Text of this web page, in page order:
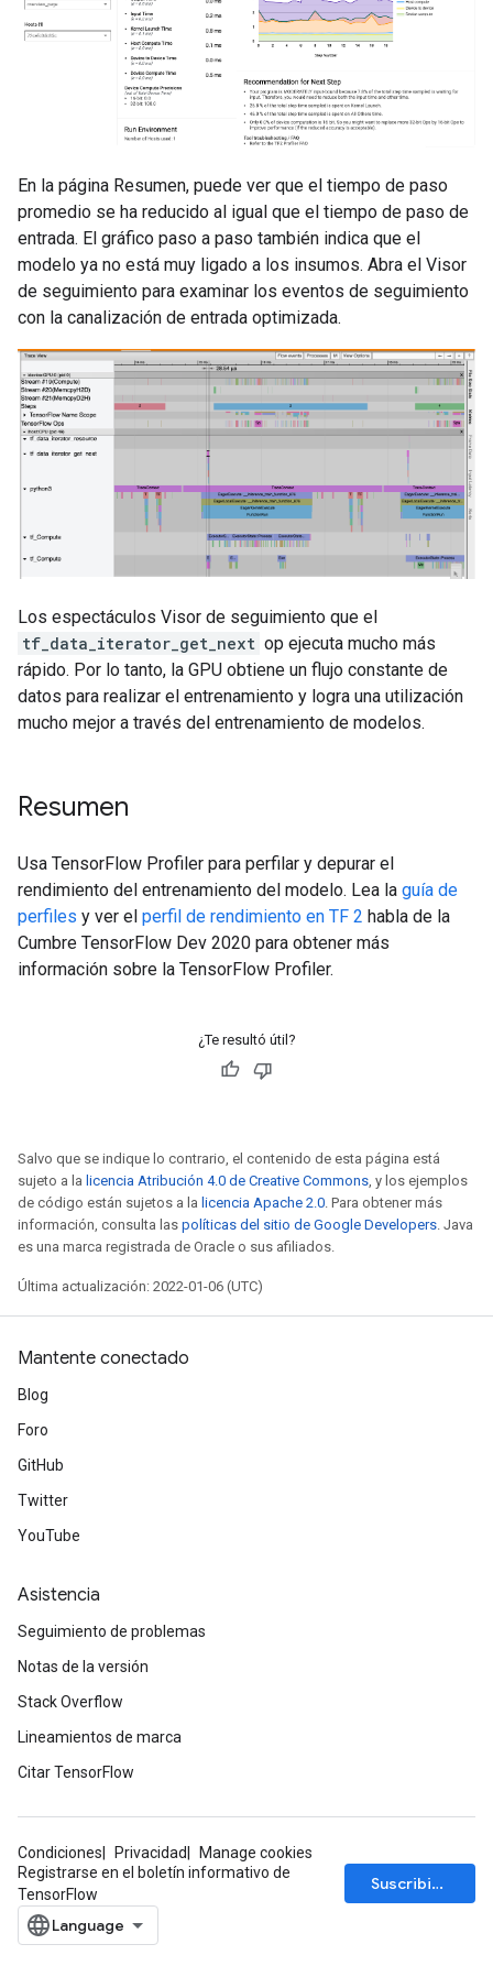
En la página Resumen, puede ver que el tiempo de paso
promedio se ha reducido al igual que el tiempo de paso de
entrada. El gráfico paso a paso también indica que el
modelo ya no está muy ligado a los insumos. Abra el Visor
de seguimiento para examinar los eventos de seguimiento
con la canalización de entrada optimizada.
Los espectáculos Visor de seguimiento que el
tf_data_iterator_get_next op ejecuta mucho más
rápido. Por lo tanto, la GPU obtiene un flujo constante de
datos para realizar el entrenamiento y logra una utilización
mucho mejor a través del entrenamiento de modelos.
Resumen
Usa TensorFlow Profiler para perfilar y depurar el
rendimiento del entrenamiento del modelo. Lea la guía de
perfiles y ver el perfil de rendimiento en TF 2 habla de la
Cumbre TensorFlow Dev 2020 para obtener más
información sobre la TensorFlow Profiler.
¿Te resultó útil?
Salvo que se indique lo contrario, el contenido de esta página está
sujeto a la licencia Atribución 4.0 de Creative Commons, y los ejemplos
de código están sujetos a la licencia Apache 2.0. Para obtener más
información, consulta las políticas del sitio de Google Developers. Java
es una marca registrada de Oracle o sus afiliados.
Última actualización: 2022-01-06 (UTC)
Mantente conectado
Blog
Foro
GitHub
Twitter
YouTube
Asistencia
Seguimiento de problemas
Notas de la versión
Stack Overflow
Lineamientos de marca
Citar TensorFlow
Condiciones Privacidad
Manage cookies
Registrarse en el boletín informativo de
TensorFlow
Suscribirse